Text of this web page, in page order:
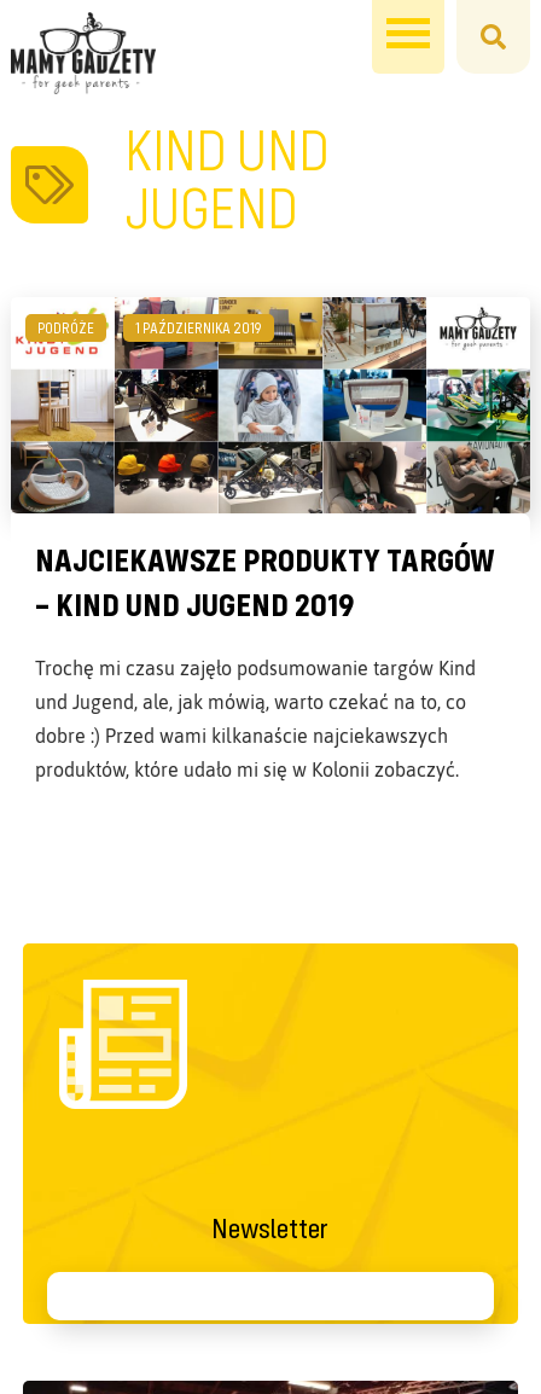
KIND UND
JUGEND
PODRÓŻE 1 PAŹDZIERNIKA 2019
NAJCIEKAWSZE PRODUKTY TARGÓW
– KIND UND JUGEND 2019
Trochę mi czasu zajęło podsumowanie targów Kind
und Jugend, ale, jak mówią, warto czekać na to, co
dobre :) Przed wami kilkanaście najciekawszych
produktów, które udało mi się w Kolonii zobaczyć.
Newsletter